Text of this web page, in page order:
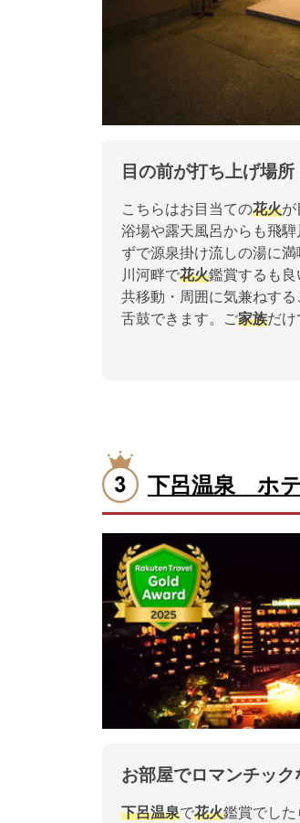
目の前が打ち上げ場
こちらはお目当ての花火が
浴場や露天風呂からも飛
ずで源泉掛け流しの湯に満
川河畔で花火鑑賞するも
共移動・周囲に気兼ねす
舌鼓できます。ご家族だけ
下呂温泉 ホ
お部屋でロマンチック
下呂温泉で花火鑑賞でし